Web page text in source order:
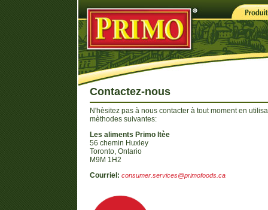
Contactez-nous
N'hèsitez pas à nous contacter à tout moment en
mèthodes suivantes:
Les aliments Primo ltèe
56 chemin Huxley
Toronto, Ontario
M9M 1H2
Courriel: consumer.services@primofoods.ca